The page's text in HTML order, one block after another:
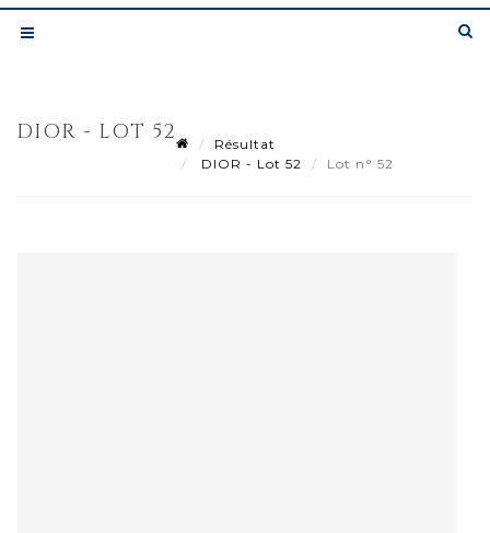
DIOR - LOT 52
Résultat
DIOR - Lot 52
Lot n° 52